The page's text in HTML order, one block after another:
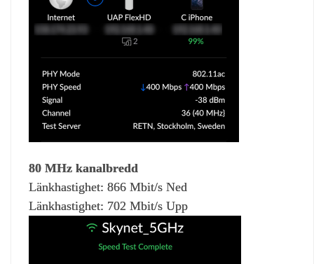
80 MHz kanalbredd
Länkhastighet: 866 Mbit/s Ned
Länkhastighet: 702 Mbit/s Upp